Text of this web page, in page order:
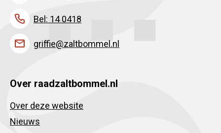
Bel: 14 0418
griffie@zaltbommel.nl
Over raadzaltbommel.nl
Over deze website
Nieuws